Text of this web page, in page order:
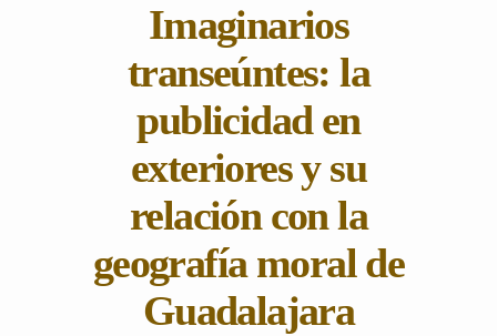
Imaginarios
transeúntes: la
publicidad en
exteriores y su
relación con la
geografía moral de
Guadalajara